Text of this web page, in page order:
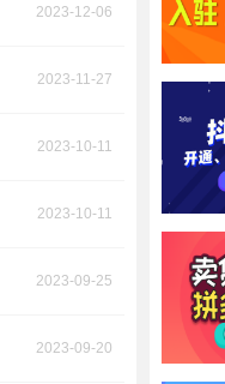
击 |
4527点
击 |
2023-12-06
5297点
击 |
2023-11-27
4554点
击 |
2023-10-11
4268点
击 |
2023-10-11
4858点
击 |
2023-09-25
4054点
2023-09-20